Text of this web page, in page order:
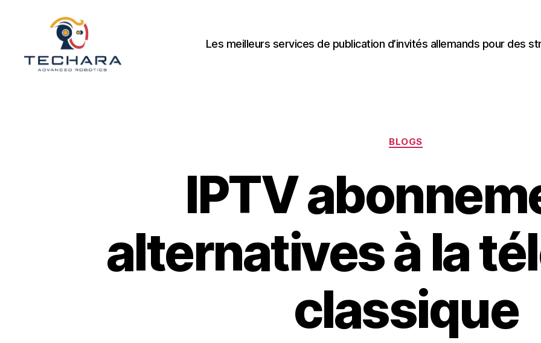
Les meilleurs services de publication d’invités allemands pour des
Categories
BLOGS
IPTV
alternatives à la
classique